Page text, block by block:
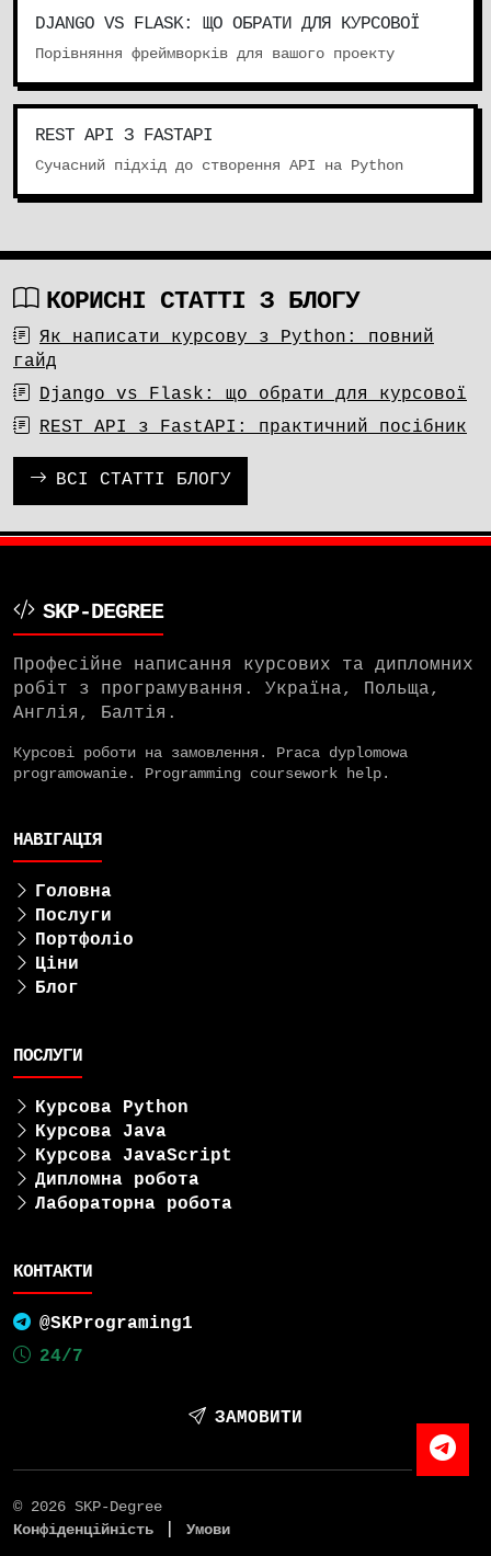
DJANGO VS FLASK: ЩО ОБРАТИ ДЛЯ КУРСОВОЇ
Порівняння фреймворків для вашого проекту
REST API З FASTAPI
Сучасний підхід до створення API на Python
КОРИСНІ СТАТТІ З БЛОГУ
Як написати курсову з Python: повний
гайд
Django vs Flask: що обрати для курсової
REST API з FastAPI: практичний посібник
ВСІ СТАТТІ БЛОГУ
SKP-DEGREE
Професійне написання курсових та дипломних
робіт з програмування. Україна, Польща,
Англія, Балтія.
Курсові роботи на замовлення. Praca dyplomowa
programowanie. Programming coursework help.
НАВІГАЦІЯ
Головна
Послуги
Портфоліо
Ціни
Блог
ПОСЛУГИ
Курсова Python
Курсова Java
Курсова JavaScript
Дипломна робота
Лабораторна робота
КОНТАКТИ
@SKPrograming1
24/7
ЗАМОВИТИ
© 2026 SKP-Degree
Конфіденційність
Умови